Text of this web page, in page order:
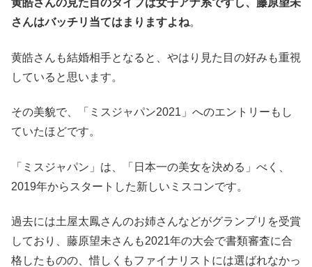
黄皓さんの見た目のタイプは女子アナ系ですし、藤原望未
さんはバッチリ当てはまりますよね。
黄皓さんも結婚相手となると、やはり見た目の好みも重視
していると思います。
その美貌で、「ミスジャパン2021」へのエントリーもし
ていたほどです。
「ミスジャパン」は、「日本一の美女を決める」べく、
2019年からスタートした新しいミスコンです。
過去には土屋太鳳さんのお姉さんなどがグランプリを受賞
しており、藤原望未さんも2021年の大会で書類審査に合
格したものの、惜しくもファイナリストには選ばれなかっ